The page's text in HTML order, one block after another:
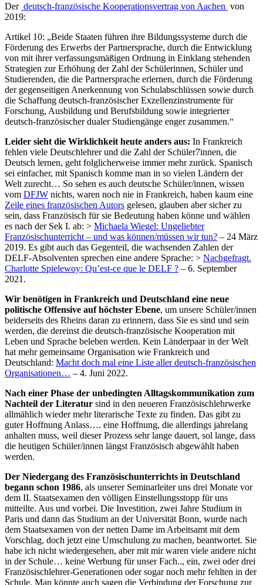
Der deutsch-französische Kooperationsvertrag von Aachen von
2019:
Artikel 10: „Beide Staaten führen ihre Bildungssysteme durch die
Förderung des Erwerbs der Partnersprache, durch die Entwicklung
von mit ihrer verfassungsmäßigen Ordnung in Einklang stehenden
Strategien zur Erhöhung der Zahl der Schülerinnen, Schüler und
Studierenden, die die Partnersprache erlernen, durch die Förderung
der gegenseitigen Anerkennung von Schulabschlüssen sowie durch
die Schaffung deutsch-französischer Exzellenzinstrumente für
Forschung, Ausbildung und Berufsbildung sowie integrierter
deutsch-französischer dualer Studiengänge enger zusammen.“
Leider sieht die Wirklichkeit heute anders aus: In Frankreich
fehlen viele Deutschlehrer und die Zahl der Schüler7innen, die
Deutsch lernen, geht folglicherweise immer mehr zurück. Spanisch
sei einfacher, mit Spanisch komme man in so vielen Ländern der
Welt zurecht… So sehen es auch deutsche Schüler/innen, wissen
vom DFJW nichts, waren noch nie in Frankreich, haben kaum eine
Zeile eines französischen Autors gelesen, glauben aber sicher zu
sein, dass Französisch für sie Bedeutung haben könne und wählen
es nach der Sek I. ab: > Michaela Wiegel: Ungeliebter
Französischunterricht – und was können/müssen wir tun? – 24 März
2019. Es gibt auch das Gegenteil, die wachsenden Zahlen der
DELF-Absolventen sprechen eine andere Sprache: > Nachgefragt.
Charlotte Spielewoy: Qu’est-ce que le DELF ? – 6. September
2021.
Wir benötigen in Frankreich und Deutschland eine neue
politische Offensive auf höchster Ebene, um unsere Schüler/innen
beiderseits des Rheins daran zu erinnern, dass Sie es sind und sein
werden, die dereinst die deutsch-französische Kooperation mit
Leben und Sprache beleben werden. Kein Länderpaar in der Welt
hat mehr gemeinsame Organisation wie Frankreich und
Deutschland: Macht doch mal eine Liste aller deutsch-französischen
Organisationen… – 4. Juni 2022.
Nach einer Phase der unbedingten Alltagskommunikation zum
Nachteil der Literatur sind in den neueren Französischlehrwerke
allmählich wieder mehr literarische Texte zu finden. Das gibt zu
guter Hoffnung Anlass…. eine Hoffnung, die allerdings jahrelang
anhalten muss, weil dieser Prozess sehr lange dauert, sol lange, dass
die heutigen Schüler/innen längst Französisch abgewählt haben
werden.
Der Niedergang des Französischunterrichts in Deutschland
begann schon 1986, als unserer Seminarleiter uns drei Monate vor
dem II. Staatsexamen den völligen Einstellungsstopp für uns
mitteilte. Aus und vorbei. Die Investition, zwei Jahre Studium in
Paris und dann das Studium an der Universität Bonn, wurde nach
dem Staatsexamen von der netten Dame im Arbeitsamt mit dem
Vorschlag, doch jetzt eine Umschulung zu machen, beantwortet. Sie
habe ich nicht wiedergesehen, aber mit mir waren viele andere nicht
in der Schule… keine Werbung für unser Fach.., ein, zwei oder drei
Französischlehrer-Generationen oder sogar noch mehr fehlten in der
Schule. Man könnte auch sagen die Verbindung der Forschung zur